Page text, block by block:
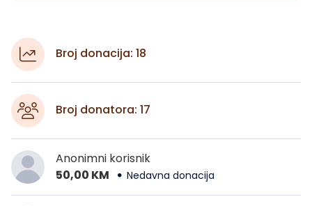
Broj donacija: 18
Broj donatora: 17
Anonimni korisnik
50,00 KM
Nedavna donacija